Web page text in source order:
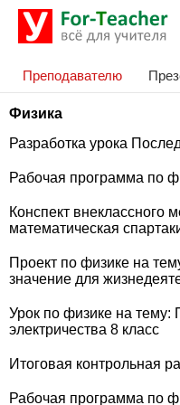
Преподавателю
Физика
Разработка урока
Рабочая программа по
Конспект внеклассного
математическая
Проект по физике на
значение для
Урок по физике на тему:
электричества 8 класс
Итоговая контрольная
Рабочая программа по